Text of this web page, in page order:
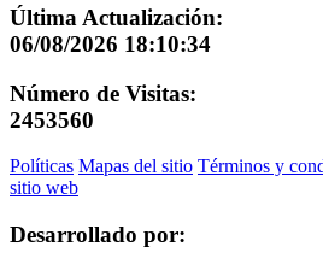
Última Actualización:
06/08/2026 18:10:34
Número de Visitas:
2453560
Políticas Mapas del sitio Términos y
sitio web
Desarrollado por: